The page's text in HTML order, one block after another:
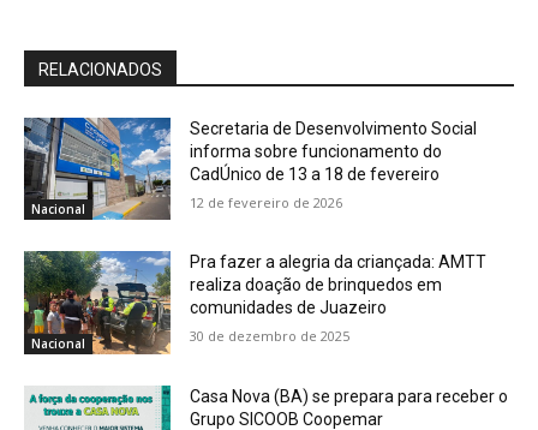
RELACIONADOS
Nacional
Secretaria de Desenvolvimento Social
informa sobre funcionamento do
CadÚnico de 13 a 18 de fevereiro
12 de fevereiro de 2026
Nacional
Pra fazer a alegria da criançada: AMTT
realiza doação de brinquedos em
comunidades de Juazeiro
30 de dezembro de 2025
Casa Nova (BA) se prepara para receber o
Grupo SICOOB Coopemar